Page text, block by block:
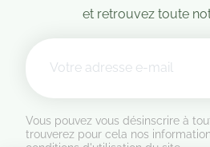
et retrouvez toute
Vous pouvez vous désinscrire à
trouverez pour cela nos